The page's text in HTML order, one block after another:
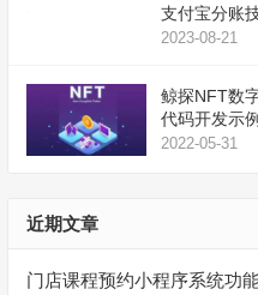
支付宝分账
2023-08-21
鲸探NFT数
代码开发示
2022-05-31
近期文章
门店课程预约小程序系统功